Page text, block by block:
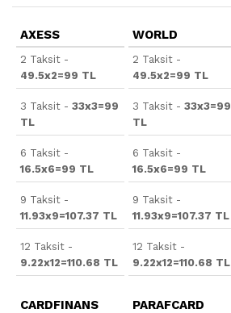
AXESS
2 Taksit -
49.5x2=99 TL
3 Taksit - 33x3=99
TL
6 Taksit -
16.5x6=99 TL
9 Taksit -
11.93x9=107.37 TL
12 Taksit -
9.22x12=110.68 TL
WORLD
2 Taksit -
49.5x2=99 TL
3 Taksit - 33x3=99
TL
6 Taksit -
16.5x6=99 TL
9 Taksit -
11.93x9=107.37 TL
12 Taksit -
9.22x12=110.68 TL
CARDFINANS PARAFCARD